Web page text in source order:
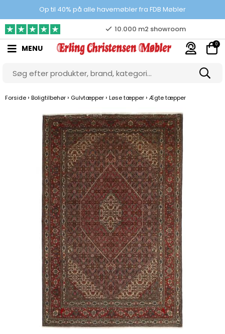
Op til 40% på alle havemøbler fra FDB Møbler
Prisgaranti
10.000 m2 showroom
Gratis & gode parkeringsforhold
MENU 0
Forside › Boligtilbehør › Gulvtæpper › Løse tæpper › Ægte tæpper